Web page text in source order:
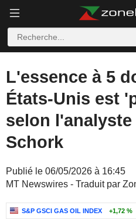
L'essence à 5
États-Unis est
selon l'analyste
Schork
Publié le 06/05/2026 à 16:45
MT Newswires - Traduit par
S&P GSCI GAS OIL INDEX +1,72 %